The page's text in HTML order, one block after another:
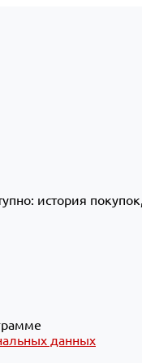
история
данных